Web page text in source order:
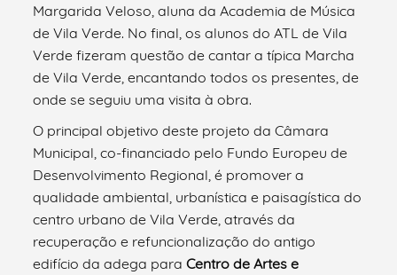
Margarida Veloso, aluna da Academia de Música
de Vila Verde. No final, os alunos do ATL de Vila
Verde fizeram questão de cantar a típica Marcha
de Vila Verde, encantando todos os presentes, de
onde se seguiu uma visita à obra.
O principal objetivo deste projeto da Câmara
Municipal, co-financiado pelo Fundo Europeu de
Desenvolvimento Regional, é promover a
qualidade ambiental, urbanística e paisagística do
centro urbano de Vila Verde, através da
recuperação e refuncionalização do antigo
edifício da adega paraCentro de Artes e